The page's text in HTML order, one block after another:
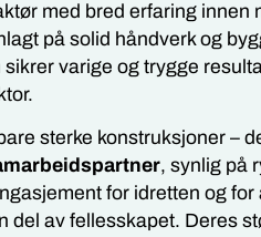
med bred erfaring innen
på solid håndverk og
varige og trygge
sterke konstruksjoner –
, synlig på
for idretten og for
del av fellesskapet. Deres